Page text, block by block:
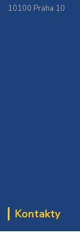
10100 Praha 10
Kontakty